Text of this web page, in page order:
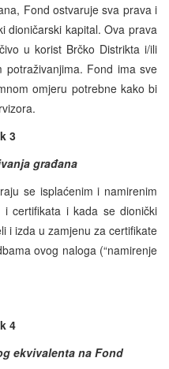
Fond ostvaruje sva prava i
dioničarski kapital. Ova prava
u korist Brčko Distrikta i/ili
Fond ima sve
omjeru potrebne kako bi
3
građana
se isplaćenim i namirenim
certifikata i kada se dionički
i izda u zamjenu za certifikate
ovog naloga (“namirenje
4
ekvivalenta na Fond